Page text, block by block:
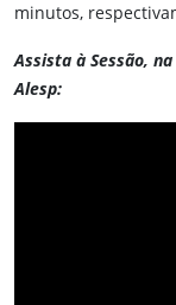
minutos,
Assista à Sessão,
Alesp: